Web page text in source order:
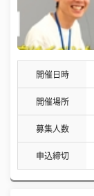
開催日時
開催場所
募集人数
申込締切